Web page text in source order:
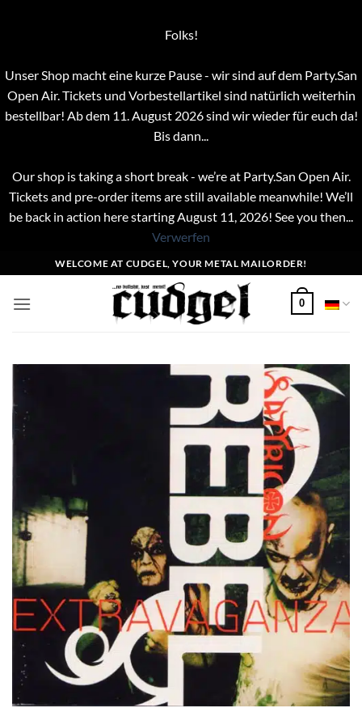
Folks!
Unser Shop macht eine kurze Pause - wir sind auf dem Party.San
Open Air. Tickets und Vorbestellartikel sind natürlich weiterhin
bestellbar! Ab dem 11. August 2026 sind wir wieder für euch da!
Bis dann...
Our shop is taking a short break - we’re at Party.San Open Air.
Tickets and pre-order items are still available meanwhile! We’ll
be back in action here starting August 11, 2026! See you then...
Verwerfen
Inhalt
springen
WELCOME AT CUDGEL, YOUR METAL MAILORDER!
0